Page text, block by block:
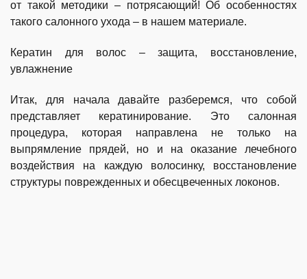
от такой методики – потрясающий! Об особенностях
такого салонного ухода – в нашем материале.
Кератин для волос – защита, восстановление,
увлажнение
Итак, для начала давайте разберемся, что собой
представляет кератинирование. Это салонная
процедура, которая направлена не только на
выпрямление прядей, но и на оказание лечебного
воздействия на каждую волосинку, восстановление
структуры поврежденных и обесцвеченных локонов.